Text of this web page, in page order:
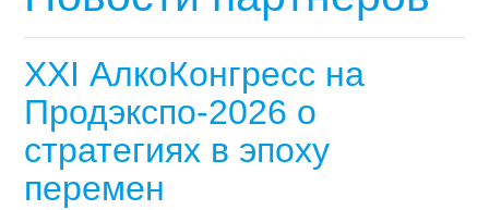
XXI АлкоКонгресс на
Продэкспо-2026 о
стратегиях в эпоху
перемен